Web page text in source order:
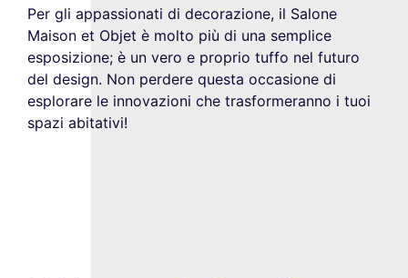
Per gli appassionati di decorazione, il Salone
Maison et Objet è molto più di una semplice
esposizione; è un vero e proprio tuffo nel futuro
del design. Non perdere questa occasione di
esplorare le innovazioni che trasformeranno i tuoi
spazi abitativi!